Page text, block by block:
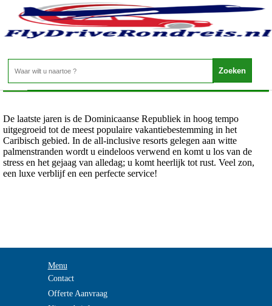
Dominicaanse Republiek - Noordkust
Home>
De laatste jaren is de Dominicaanse Republiek in hoog tempo
uitgegroeid tot de meest populaire vakantiebestemming in het
Caribisch gebied. In de all-inclusive resorts gelegen aan witte
palmenstranden wordt u eindeloos verwend en komt u los van de
stress en het gejaag van alledag; u komt heerlijk tot rust. Veel zon,
een luxe verblijf en een perfecte service!
Menu
Contact
Offerte Aanvraag